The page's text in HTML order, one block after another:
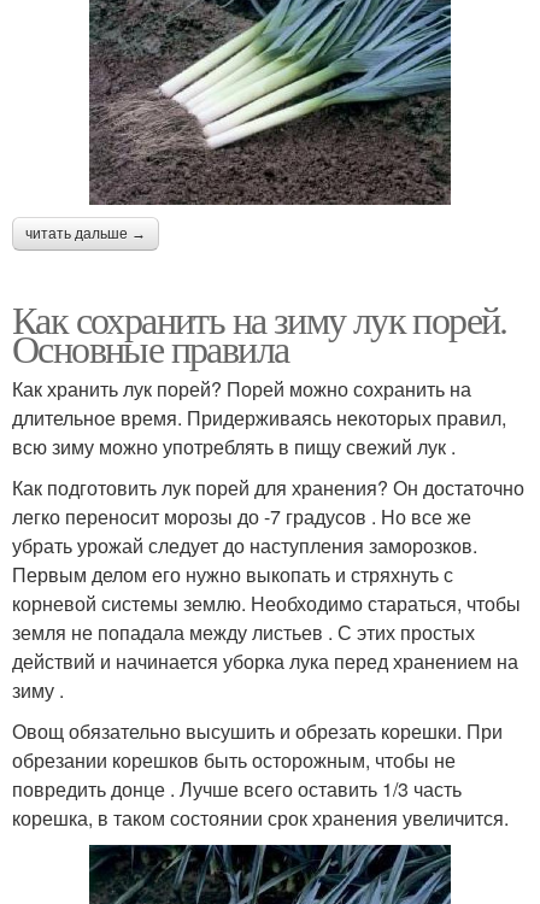
читать дальше →
Как сохранить на зиму лук порей.
Основные правила
Как хранить лук порей? Порей можно сохранить на
длительное время. Придерживаясь некоторых правил,
всю зиму можно употреблять в пищу свежий лук .
Как подготовить лук порей для хранения? Он достаточно
легко переносит морозы до -7 градусов . Но все же
убрать урожай следует до наступления заморозков.
Первым делом его нужно выкопать и стряхнуть с
корневой системы землю. Необходимо стараться, чтобы
земля не попадала между листьев . С этих простых
действий и начинается уборка лука перед хранением на
зиму .
Овощ обязательно высушить и обрезать корешки. При
обрезании корешков быть осторожным, чтобы не
повредить донце . Лучше всего оставить 1/3 часть
корешка, в таком состоянии срок хранения увеличится.